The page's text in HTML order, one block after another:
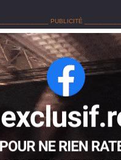
______________ PUBLICITÉ